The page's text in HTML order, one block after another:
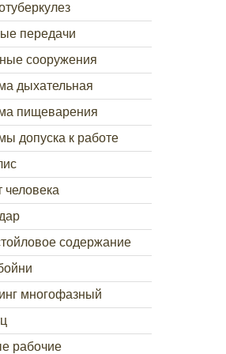
передачи
сооружения
дыхательная
пищеварения
допуска к работе
человека
содержание
многофазный
рабочие